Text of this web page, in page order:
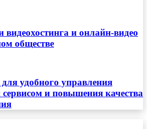
видеохостинга и онлайн-видео
обществе
удобного управления
и повышения качества